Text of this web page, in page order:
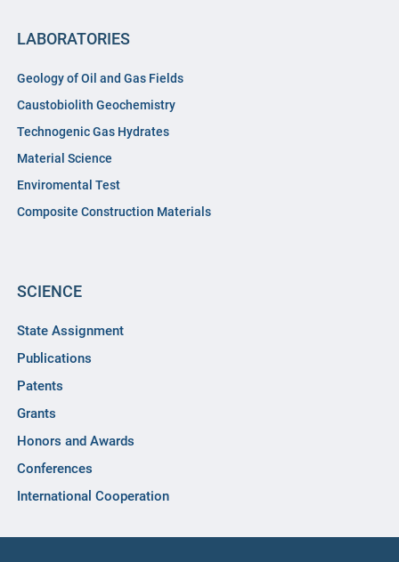
LABORATORIES
Geology of Oil and Gas Fields
Caustobiolith Geochemistry
Technogenic Gas Hydrates
Material Science
Enviromental Test
Composite Construction Materials
SCIENCE
State Assignment
Publications
Patents
Grants
Honors and Awards
Conferences
International Cooperation